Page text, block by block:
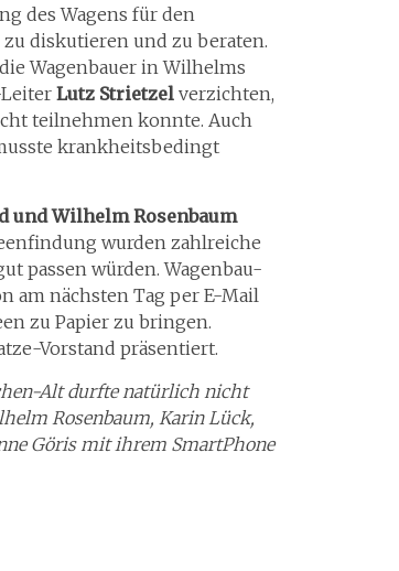
des Wagens für den
diskutieren und zu beraten.
Wagenbauer in Wilhelms
Lutz Strietzel verzichten,
teilnehmen konnte. Auch
krankheitsbedingt
und Wilhelm Rosenbaum
wurden zahlreiche
passen würden. Wagenbau-
am nächsten Tag per E-Mail
zu Papier zu bringen.
Vorstand präsentiert.
Alt durfte natürlich nicht
Rosenbaum, Karin Lück,
Göris mit ihrem SmartPhone